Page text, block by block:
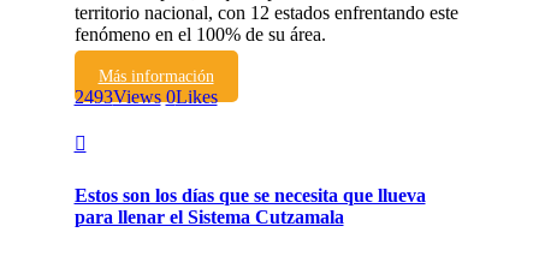
territorio nacional, con 12 estados enfrentando este
fenómeno en el 100% de su área.
Más información
2493Views 0Likes
Estos son los días que se necesita que llueva
para llenar el Sistema Cutzamala